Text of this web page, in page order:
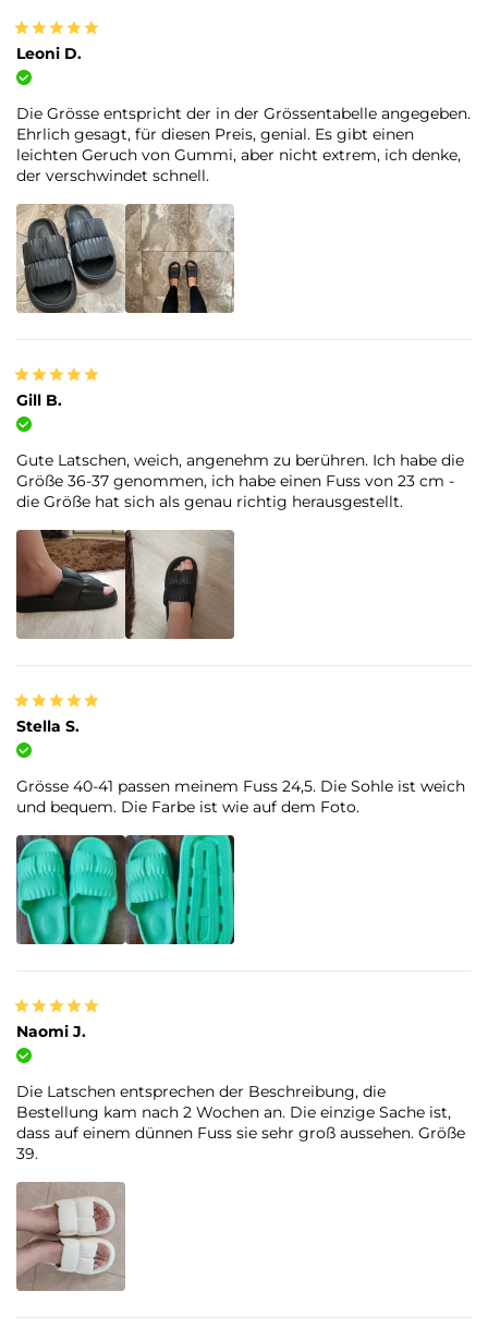
Leoni D.
Die Grösse entspricht der in der Grössentabelle angegeben.
Ehrlich gesagt, für diesen Preis, genial. Es gibt einen
leichten Geruch von Gummi, aber nicht extrem, ich denke,
der verschwindet schnell.
Gill B.
Gute Latschen, weich, angenehm zu berühren. Ich habe die
Größe 36-37 genommen, ich habe einen Fuss von 23 cm -
die Größe hat sich als genau richtig herausgestellt.
Stella S.
Grösse 40-41 passen meinem Fuss 24,5. Die Sohle ist weich
und bequem. Die Farbe ist wie auf dem Foto.
Naomi J.
Die Latschen entsprechen der Beschreibung, die
Bestellung kam nach 2 Wochen an. Die einzige Sache ist,
dass auf einem dünnen Fuss sie sehr groß aussehen. Größe
39.